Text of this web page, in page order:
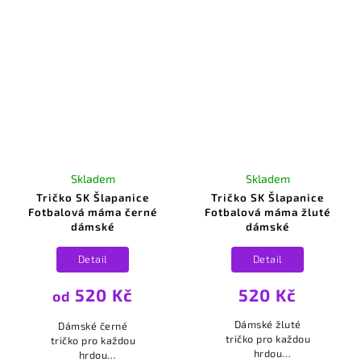
Tričko SK Šlapanice
Fotbalová máma černé
dámské
Skladem
od 520 Kč
Detail
Dámské černé
tričko pro každou
hrdou
Tričko SK Šlapanice
Fotbalová máma žluté
dámské
Skladem
520 Kč
Detail
Dámské žluté
tričko pro každou
hrdou